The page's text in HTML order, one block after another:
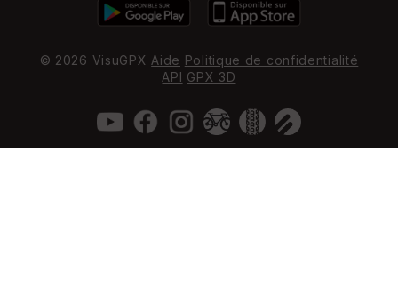
© 2026 VisuGPX Aide Politique de confidentialité
API GPX 3D